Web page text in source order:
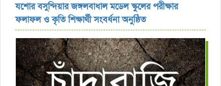
যশোর বসুন্দিয়ার জঙ্গলবাধাল মডেল স্কুলের পরীক্ষার
ফলাফল ও কৃতি শিক্ষার্থী সংবর্ধনা অনুষ্ঠিত